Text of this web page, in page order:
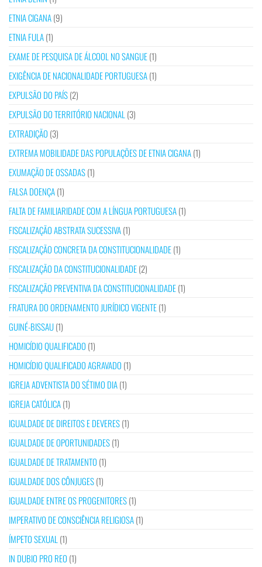
ETNIA CIGANA(9)
ETNIA FULA(1)
EXAME DE PESQUISA DE ÁLCOOL NO SANGUE(1)
EXIGÊNCIA DE NACIONALIDADE PORTUGUESA(1)
EXPULSÃO DO PAÍS(2)
EXPULSÃO DO TERRITÓRIO NACIONAL (3)
EXTRADIÇÃO (3)
EXTREMA MOBILIDADE DAS POPULAÇÕES DE ETNIA CIGANA(1)
EXUMAÇÃO DE OSSADAS(1)
FALSA DOENÇA(1)
FALTA DE FAMILIARIDADE COM A LÍNGUA PORTUGUESA(1)
FISCALIZAÇÃO ABSTRATA SUCESSIVA(1)
FISCALIZAÇÃO CONCRETA DA CONSTITUCIONALIDADE(1)
FISCALIZAÇÃO DA CONSTITUCIONALIDADE(2)
FISCALIZAÇÃO PREVENTIVA DA CONSTITUCIONALIDADE(1)
FRATURA DO ORDENAMENTO JURÍDICO VIGENTE(1)
GUINÉ-BISSAU(1)
HOMICÍDIO QUALIFICADO (1)
HOMICÍDIO QUALIFICADO AGRAVADO (1)
IGREJA ADVENTISTA DO SÉTIMO DIA(1)
IGREJA CATÓLICA(1)
IGUALDADE DE DIREITOS E DEVERES(1)
IGUALDADE DE OPORTUNIDADES(1)
IGUALDADE DE TRATAMENTO (1)
IGUALDADE DOS CÔNJUGES(1)
IGUALDADE ENTRE OS PROGENITORES(1)
IMPERATIVO DE CONSCIÊNCIA RELIGIOSA(1)
ÍMPETO SEXUAL (1)
IN DUBIO PRO REO (1)